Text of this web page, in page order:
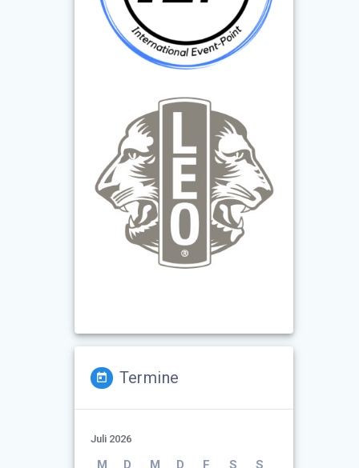
Termine
Juli 2026
M D M D F S S